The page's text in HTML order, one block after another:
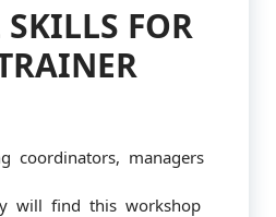
FOR
coordinators, managers
will find this workshop